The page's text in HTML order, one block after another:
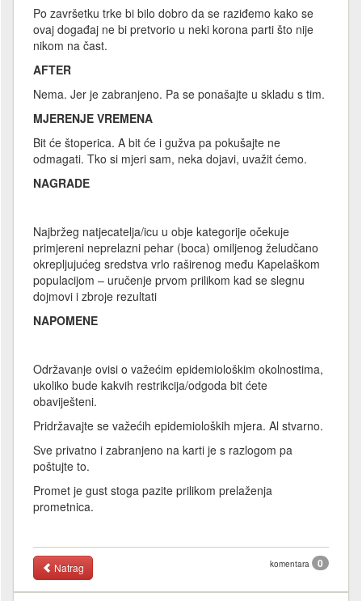
Po završetku trke bi bilo dobro da se raziđemo kako se
ovaj događaj ne bi pretvorio u neki korona parti što nije
nikom na čast.
AFTER
Nema. Jer je zabranjeno. Pa se ponašajte u skladu s tim.
MJERENJE VREMENA
Bit će štoperica. A bit će i gužva pa pokušajte ne
odmagati. Tko si mjeri sam, neka dojavi, uvažit ćemo.
NAGRADE
Najbržeg natjecatelja/icu u obje kategorije očekuje
primjereni neprelazni pehar (boca) omiljenog želudčano
okrepljujućeg sredstva vrlo raširenog među Kapelaškom
populacijom – uručenje prvom prilikom kad se slegnu
dojmovi i zbroje rezultati
NAPOMENE
Održavanje ovisi o važećim epidemiološkim okolnostima,
ukoliko bude kakvih restrikcija/odgoda bit ćete
obaviješteni.
Pridržavajte se važećih epidemioloških mjera. Al stvarno.
Sve privatno i zabranjeno na karti je s razlogom pa
poštujte to.
Promet je gust stoga pazite prilikom prelaženja
prometnica.
Natrag komentara 0